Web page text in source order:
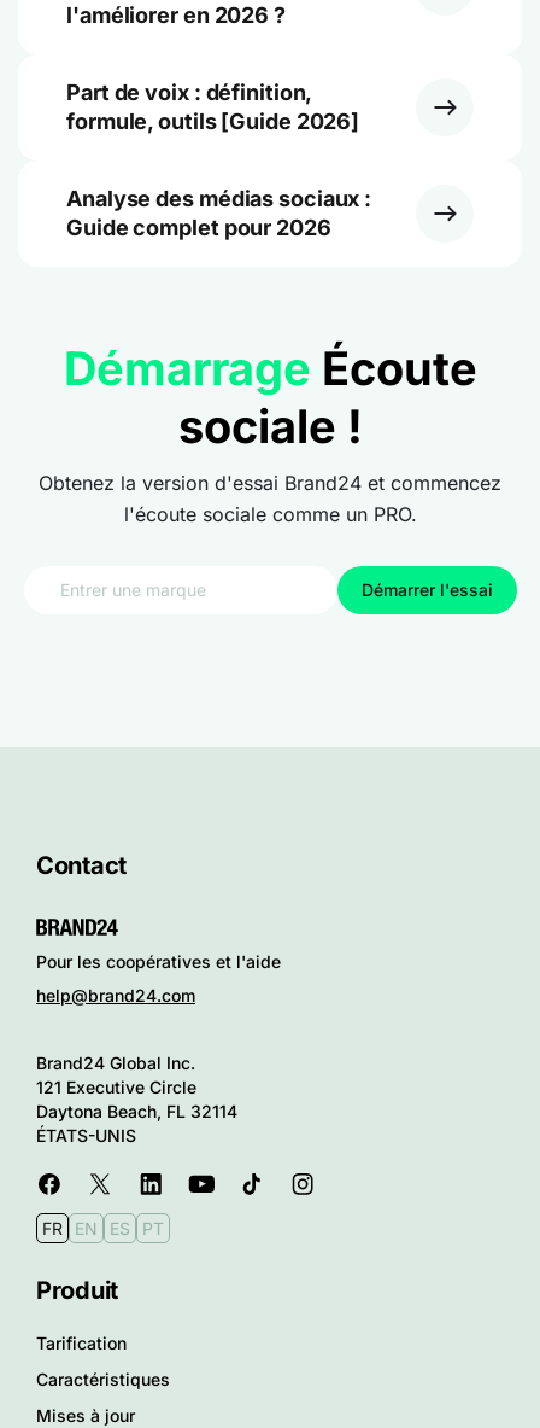
l'améliorer en 2026 ?
Part de voix : définition,
formule, outils [Guide 2026]
Analyse des médias sociaux :
Guide complet pour 2026
Démarrage Écoute
sociale !
Obtenez la version d'essai Brand24 et commencez
l'écoute sociale comme un PRO.
Démarrer l'essai
Contact
Pour les coopératives et l'aide
help@brand24.com
Brand24 Global Inc.
121 Executive Circle
Daytona Beach, FL 32114
ÉTATS-UNIS
FR EN ES PT
Produit
Tarification
Caractéristiques
Mises à jour